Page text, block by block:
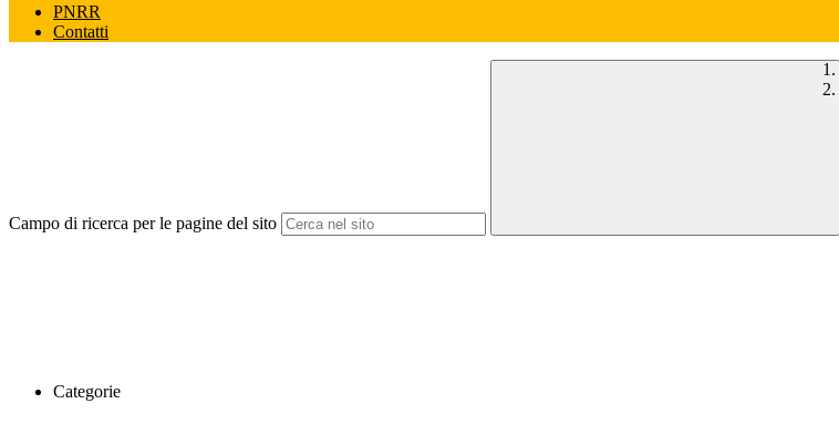
PNRR
Contatti
Campo di ricerca per le pagine del sito
Categorie